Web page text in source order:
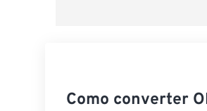
Como converter